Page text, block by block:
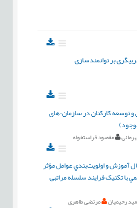
بر توانمندسازی
کارکنان در سازمان¬های
مقصود فراستخواه
آموزش و اولويت‌بندي عوامل مؤثر
با تکنيک فرایند سلسله مراتبی
رحیمیان مرتضی طاهری